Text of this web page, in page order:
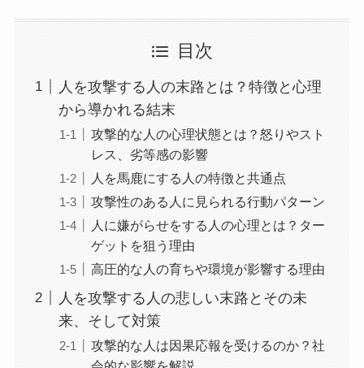
目次
人を攻撃する人の末路とは？特徴と心理
から導かれる結末
攻撃的な人の心理状態とは？怒りやスト
レス、劣等感の影響
人を馬鹿にする人の特徴と共通点
攻撃性のある人に見られる行動パターン
人に嫌がらせをする人の心理とは？ター
ゲットを狙う理由
高圧的な人の育ちや環境が影響する理由
人を攻撃する人の悲しい末路とその未
来、そして対策
攻撃的な人は因果応報を受けるのか？社